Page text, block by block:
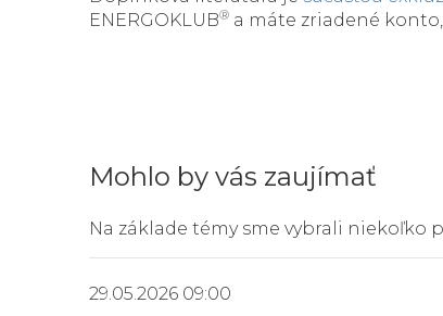
ENERGOKLUB® a máte zriadené
Mohlo by vás zaujímať
Na základe témy sme vybrali niekoľko
29.05.2026 09:00